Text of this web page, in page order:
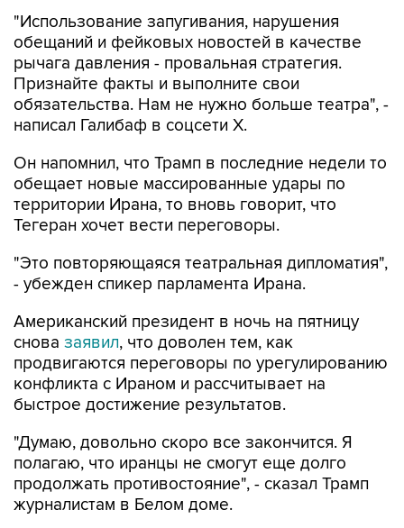
"Использование запугивания, нарушения
обещаний и фейковых новостей в качестве
рычага давления - провальная стратегия.
Признайте факты и выполните свои
обязательства. Нам не нужно больше театра", -
написал Галибаф в соцсети X.
Он напомнил, что Трамп в последние недели то
обещает новые массированные удары по
территории Ирана, то вновь говорит, что
Тегеран хочет вести переговоры.
"Это повторяющаяся театральная дипломатия",
- убежден спикер парламента Ирана.
Американский президент в ночь на пятницу
снова заявил, что доволен тем, как
продвигаются переговоры по урегулированию
конфликта с Ираном и рассчитывает на
быстрое достижение результатов.
"Думаю, довольно скоро все закончится. Я
полагаю, что иранцы не смогут еще долго
продолжать противостояние", - сказал Трамп
журналистам в Белом доме.